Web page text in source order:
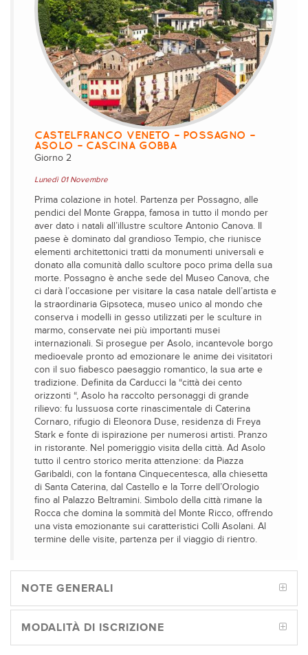
CASTELFRANCO VENETO – POSSAGNO –
ASOLO – CASCINA GOBBA
Giorno 2
Lunedì 01 Novembre
Prima colazione in hotel. Partenza per Possagno, alle
pendici del Monte Grappa, famosa in tutto il mondo per
aver dato i natali all’illustre scultore Antonio Canova. Il
paese è dominato dal grandioso Tempio, che riunisce
elementi architettonici tratti da monumenti universali e
donato alla comunità dallo scultore poco prima della sua
morte. Possagno è anche sede del Museo Canova, che
ci darà l’occasione per visitare la casa natale dell’artista e
la straordinaria Gipsoteca, museo unico al mondo che
conserva i modelli in gesso utilizzati per le sculture in
marmo, conservate nei più importanti musei
internazionali. Si prosegue per Asolo, incantevole borgo
medioevale pronto ad emozionare le anime dei visitatori
con il suo fiabesco paesaggio romantico, la sua arte e
tradizione. Definita da Carducci la “città dei cento
orizzonti “, Asolo ha raccolto personaggi di grande
rilievo: fu lussuosa corte rinascimentale di Caterina
Cornaro, rifugio di Eleonora Duse, residenza di Freya
Stark e fonte di ispirazione per numerosi artisti. Pranzo
in ristorante. Nel pomeriggio visita della città. Ad Asolo
tutto il centro storico merita attenzione: da Piazza
Garibaldi, con la fontana Cinquecentesca, alla chiesetta
di Santa Caterina, dal Castello e la Torre dell’Orologio
fino al Palazzo Beltramini. Simbolo della città rimane la
Rocca che domina la sommità del Monte Ricco, offrendo
una vista emozionante sui caratteristici Colli Asolani. Al
termine delle visite, partenza per il viaggio di rientro.
NOTE GENERALI
MODALITÀ DI ISCRIZIONE